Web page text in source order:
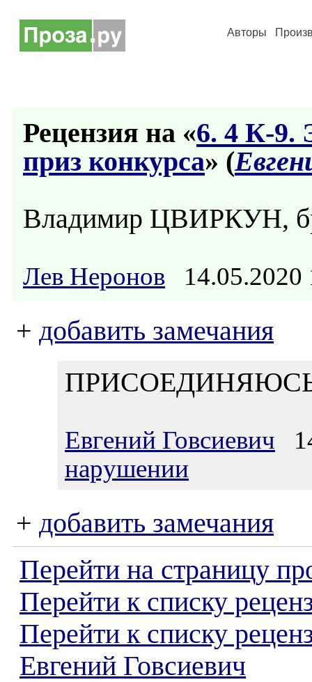
Авторы
Рецензия на «6. 4 К-9.
приз конкурса» (
Владимир ЦВИРКУН,
Лев Неронов
+ добавить замечания
Евгений Говсиевич
нарушении
+ добавить замечания
Перейти на страницу
Перейти к списку
Перейти к списку
Евгений Говсиевич